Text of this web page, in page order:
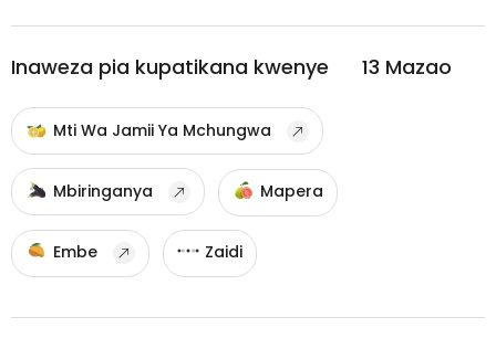
Inaweza pia kupatikana kwenye 13 Mazao
Mti Wa Jamii Ya Mchungwa
Mbiringanya Mapera
Embe Zaidi